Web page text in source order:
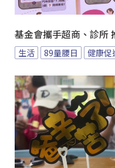
基金會攜手超商、診所
生活 89量腰日 健康促